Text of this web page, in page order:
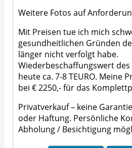
Weitere Fotos auf
Mit Preisen tue ich mich
gesundheitlichen Gründen
länger nicht verfolgt habe.
Wiederbeschaffungswert
heute ca. 7-8 TEURO. Meine
bei € 2250,- für das
Privatverkauf – keine
oder Haftung. Persönliche
Abholung / Besichtigung